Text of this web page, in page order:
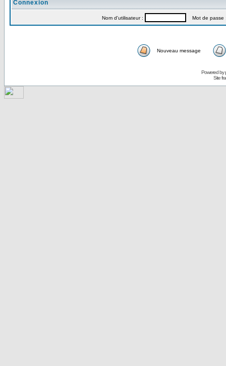
Connexion
Nom d'utilisateur : Mot de passe
Nouveau message
Powered by
Site